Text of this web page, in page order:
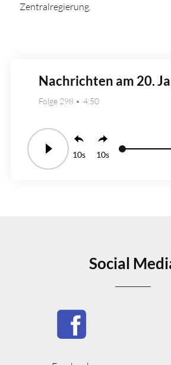
Zentralregierung.
Nachrichten am 20.
Folge 298 4:50
10 10
Social